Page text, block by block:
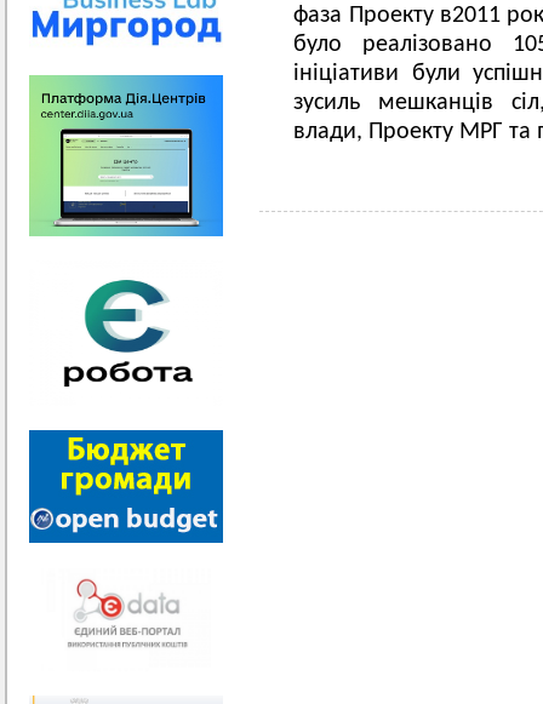
фаза Проекту в2011
було реалізовано
ініціативи були
зусиль мешканців
влади, Проекту МРГ та